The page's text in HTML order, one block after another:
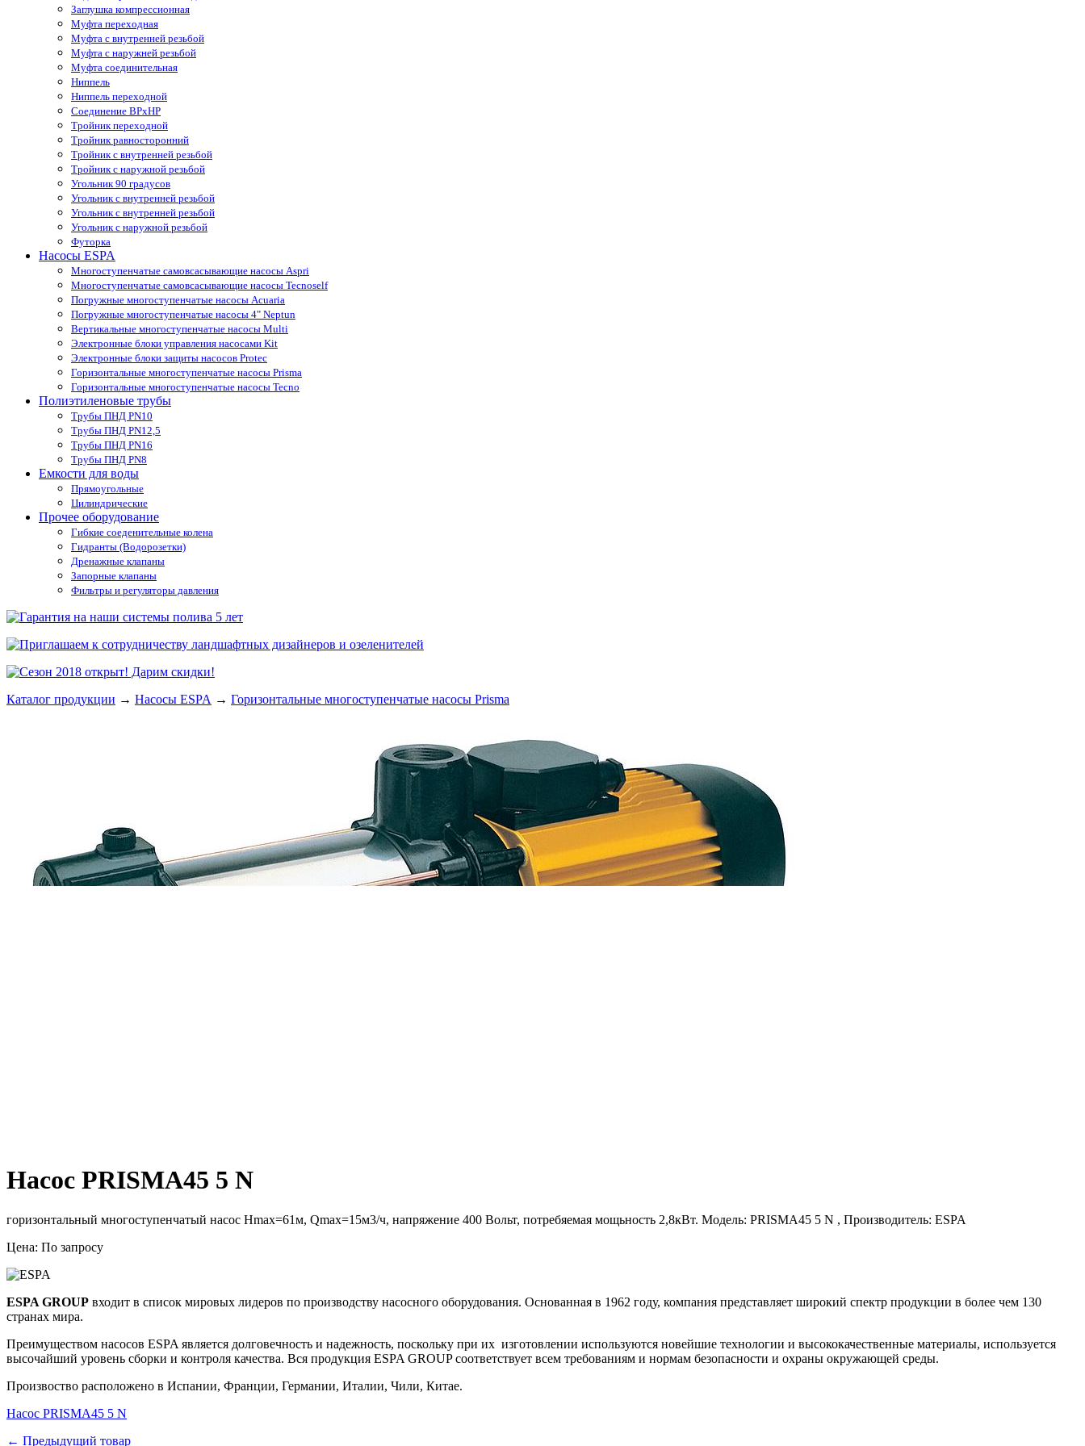
Заглушка компрессионная
Муфта переходная
Муфта с внутренней резьбой
Муфта с наружней резьбой
Муфта соединительная
Ниппель
Ниппель переходной
Соединение ВРхНР
Тройник переходной
Тройник равносторонний
Тройник с внутренней резьбой
Тройник с наружной резьбой
Угольник 90 градусов
Угольник c внутренней резьбой
Угольник с внутренней резьбой
Угольник с наружной резьбой
Футорка
Насосы ESPA
Многоступенчатые самовсасывающие насосы Aspri
Многоступенчатые самовсасывающие насосы Tecnoself
Погружные многоступенчатые насосы Acuaria
Погружные многоступенчатые насосы 4" Neptun
Вертикальные многоступенчатые насосы Multi
Электронные блоки управления насосами Kit
Электронные блоки защиты насосов Protec
Горизонтальные многоступенчатые насосы Prisma
Горизонтальные многоступенчатые насосы Tecno
Полиэтиленовые трубы
Трубы ПНД PN10
Трубы ПНД PN12,5
Трубы ПНД PN16
Трубы ПНД PN8
Емкости для воды
Прямоугольные
Цилиндрические
Прочее оборудование
Гибкие соеденительные колена
Гидранты (Водорозетки)
Дренажные клапаны
Запорные клапаны
Фильтры и регуляторы давления
Каталог продукции → Насосы ESPA → Горизонтальные многоступенчатые насосы Prisma
Насос PRISMA45 5 N
горизонтальный многоступенчатый насос Hmax=61м, Qmax=15м3/ч, напряжение 400 Вольт, потребяемая мощьность 2,8кВт. Модель: PRISMA45 5 N , Производитель: ESPA
Цена: По запросу
ESPA GROUP входит в список мировых лидеров по производству насосного оборудования. Основанная в 1962 году, компания представляет широкий спектр продукции в более чем 130
странах мира.
Преимуществом насосов ESPA является долговечность и надежность, поскольку при их изготовлении используются новейшие технологии и высококачественные материалы, используется
высочайший уровень сборки и контроля качества. Вся продукция ESPA GROUP соответствует всем требованиям и нормам безопасности и охраны окружающей среды.
Произвоство расположено в Испании, Франции, Германии, Италии, Чили, Китае.
Насос PRISMA45 5 N
← Предыдущий товар